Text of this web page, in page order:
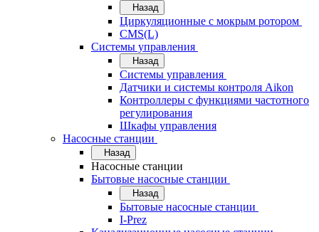
Назад
Циркуляционные с мокрым ротором
CMS(L)
Системы управления
Назад
Системы управления
Датчики и системы контроля Aikon
Контроллеры с функциями частотного
регулирования
Шкафы управления
Насосные станции
Назад
Насосные станции
Бытовые насосные станции
Назад
Бытовые насосные станции
I-Prez